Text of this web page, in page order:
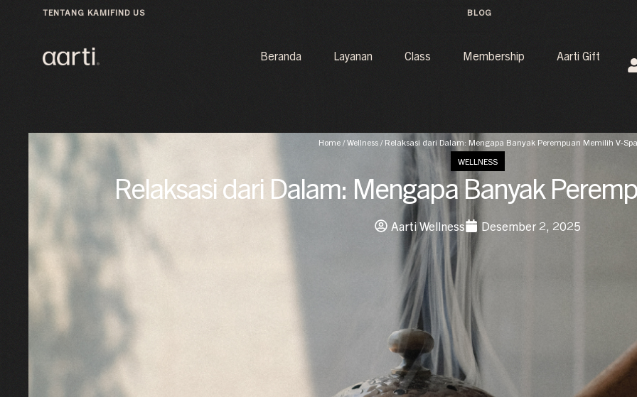
TENTANG KAMIFIND US BLOG
Beranda Layanan Class Membership Aarti Gift
Home/Wellness/ Relaksasi dari Dalam: Mengapa Banyak Perempuan Memilih V-Spa
WELLNESS
Relaksasi dari Dalam: Mengapa Banyak
Aarti Wellness Desember 2, 2025